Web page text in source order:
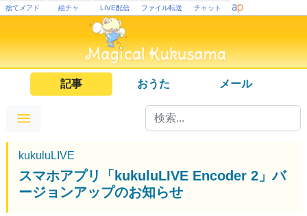
捨てメアド 絵チャ LIVE配信 ファイル転送 チャット
記事 おうた メール
kukuluLIVE
スマホアプリ「kukuluLIVE Encoder 2」バ
ージョンアップのお知らせ